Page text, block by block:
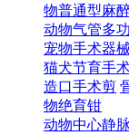
物普通型麻
动物气管多
宠物手术器
猫犬节育手
造口手术剪
物绝育钳
动物中心静